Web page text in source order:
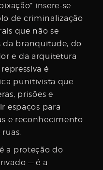
insere-se
de criminalização
que não se
da branquitude, do
e da arquitetura
é
punitivista que
prisões e
espaços para
e reconhecimento
a proteção do
— é a